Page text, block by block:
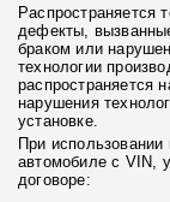
Распространяется
дефекты,
браком или
технологии
распространяется
нарушения
установке.
При использовании
автомобиле с VIN,
договоре: